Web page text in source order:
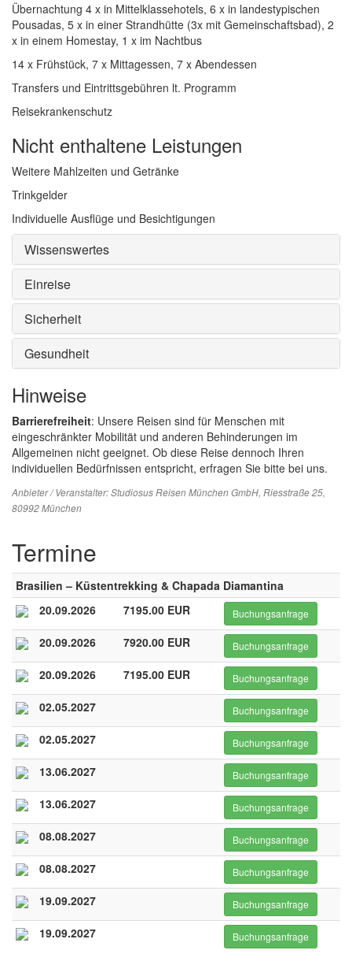
Übernachtung 4 x in Mittelklassehotels, 6 x in landestypischen
Pousadas, 5 x in einer Strandhütte (3x mit Gemeinschaftsbad), 2
x in einem Homestay, 1 x im Nachtbus
14 x Frühstück, 7 x Mittagessen, 7 x Abendessen
Transfers und Eintrittsgebühren lt. Programm
Reisekrankenschutz
Nicht enthaltene Leistungen
Weitere Mahlzeiten und Getränke
Trinkgelder
Individuelle Ausflüge und Besichtigungen
Wissenswertes
Einreise
Sicherheit
Gesundheit
Hinweise
Barrierefreiheit: Unsere Reisen sind für Menschen mit
eingeschränkter Mobilität und anderen Behinderungen im
Allgemeinen nicht geeignet. Ob diese Reise dennoch Ihren
individuellen Bedürfnissen entspricht, erfragen Sie bitte bei uns.
Anbieter / Veranstalter:Studiosus Reisen München GmbH, Riesstraße 25,
80992 München
Termine
Brasilien – Küstentrekking & Chapada Diamantina
20.09.2026
7195.00 EUR Buchungsanfrage
20.09.2026 7920.00 EUR Buchungsanfrage
20.09.2026 7195.00 EUR Buchungsanfrage
02.05.2027 Buchungsanfrage
02.05.2027 Buchungsanfrage
13.06.2027 Buchungsanfrage
13.06.2027 Buchungsanfrage
08.08.2027 Buchungsanfrage
08.08.2027 Buchungsanfrage
19.09.2027 Buchungsanfrage
19.09.2027 Buchungsanfrage